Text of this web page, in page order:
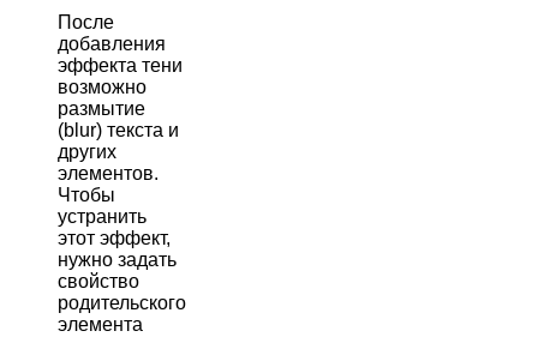
После
добавления
эффекта тени
возможно
размытие
(blur) текста и
других
элементов.
Чтобы
устранить
этот эффект,
нужно задать
свойство
родительского
элемента